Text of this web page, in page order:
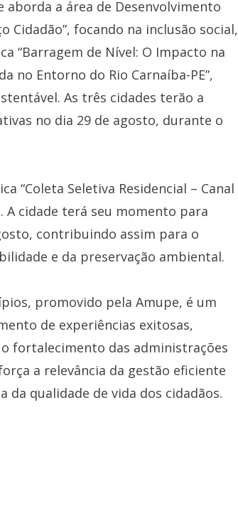
aborda a área de Desenvolvimento
Cidadão”, focando na inclusão social,
“Barragem de Nível: O Impacto na
no Entorno do Rio Carnaíba-PE”,
As três cidades terão a
no dia 29 de agosto, durante o
“Coleta Seletiva Residencial – Canal
A cidade terá seu momento para
contribuindo assim para o
e da preservação ambiental.
promovido pela Amupe, é um
de experiências exitosas,
fortalecimento das administrações
a relevância da gestão eficiente
da qualidade de vida dos cidadãos.